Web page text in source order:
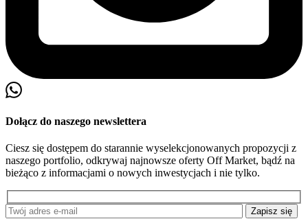
Dołącz do naszego newslettera
Ciesz się dostępem do starannie wyselekcjonowanych propozycji z
naszego portfolio, odkrywaj najnowsze oferty Off Market, bądź na
bieżąco z informacjami o nowych inwestycjach i nie tylko.